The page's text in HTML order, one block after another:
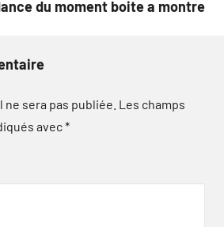
du moment boite a montre
sera pas publiée. Les champs
avec*